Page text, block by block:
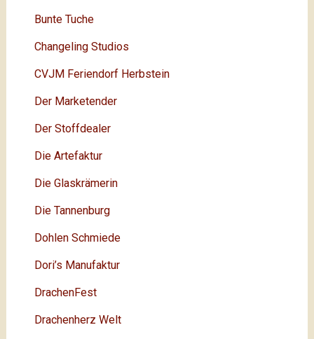
Bunte Tuche
Changeling Studios
CVJM Feriendorf Herbstein
Der Marketender
Der Stoffdealer
Die Artefaktur
Die Glaskrämerin
Die Tannenburg
Dohlen Schmiede
Dori’s Manufaktur
DrachenFest
Drachenherz Welt